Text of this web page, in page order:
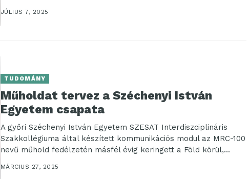
JÚLIUS 7, 2025
TUDOMÁNY
Műholdat tervez a Széchenyi István
Egyetem csapata
A győri Széchenyi István Egyetem SZESAT Interdiszciplináris
Szakkollégiuma által készített kommunikációs modul az MRC-100
nevű műhold fedélzetén másfél évig keringett a Föld körül,...
MÁRCIUS 27, 2025